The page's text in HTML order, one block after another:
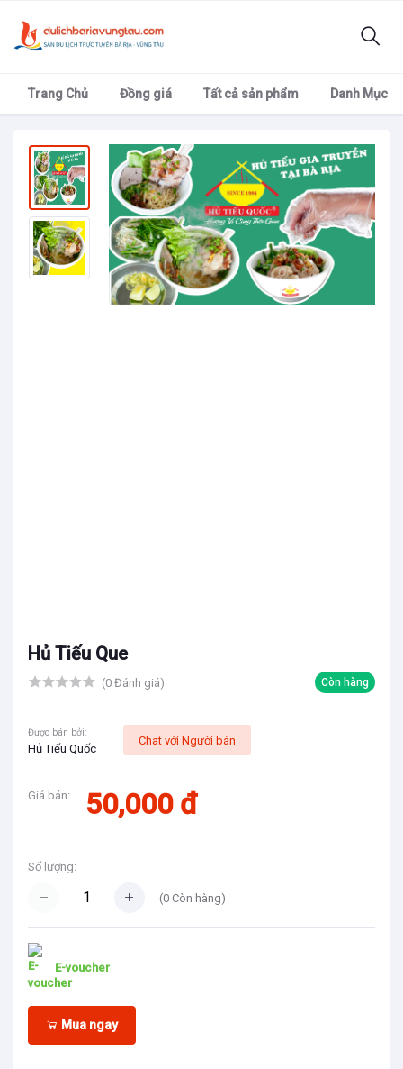
Trang Chủ Đồng giá Tất cả sản phẩm Danh Mục
Hủ Tiếu Que
(0 Đánh giá) Còn hàng
Được bán bởi:
Hủ Tiếu Quốc
Chat với Người bán
Giá bán: 50,000 đ
Số lượng:
(0 Còn hàng)
E-voucher
Mua ngay